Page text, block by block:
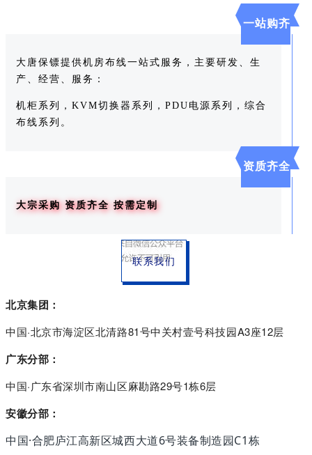
一站购齐
大唐保镖提供机房布线一站式服务，主要研发、生
产、经营、服务：
机柜系列，KVM切换器系列，PDU电源系列，综合
布线系列。
资质齐全
大宗采购 资质齐全 按需定制
联系我们
北京集团：
中国·北京市海淀区北清路81号中关村壹号科技园A3座12层
广东分部：
中国·广东省深圳市南山区麻勘路29号1栋6层
安徽分部：
中国·合肥庐江高新区城西大道6号装备制造园C1栋